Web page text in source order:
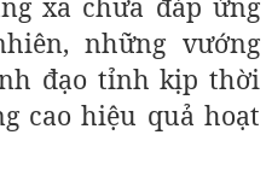
những vướng
đạo tỉnh kịp thời
cao hiệu quả hoạt